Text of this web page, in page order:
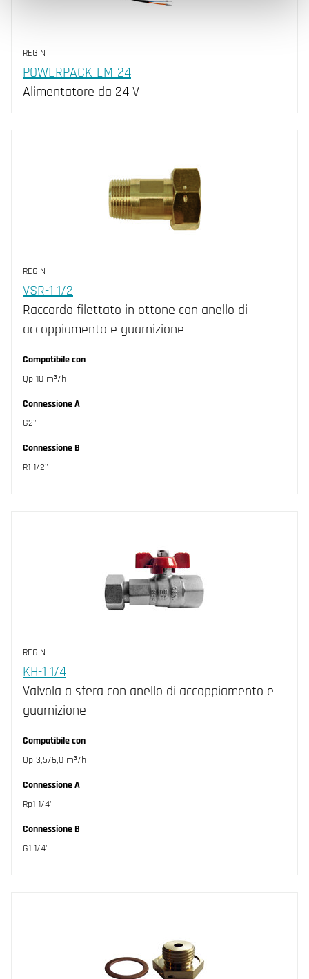
REGIN
POWERPACK-EM-24
Alimentatore da 24 V
REGIN
VSR-1 1/2
Raccordo filettato in ottone con anello di
accoppiamento e guarnizione
Compatibile con
Qp 10 m³/h
Connessione A
G2"
Connessione B
R1 1/2"
REGIN
KH-1 1/4
Valvola a sfera con anello di accoppiamento e
guarnizione
Compatibile con
Qp 3,5/6,0 m³/h
Connessione A
Rp1 1/4"
Connessione B
G1 1/4"